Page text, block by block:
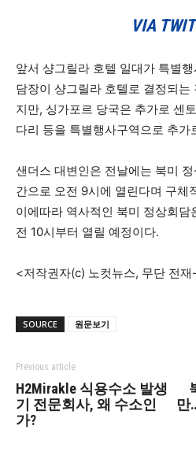
VIA
앞서 샹그릴라 호텔 일대가 특별
담장이 샹그릴라 호텔로 결정되
지만, 싱가포르 당국은 추가로 센
다리 등을 특별행사구역으로 추가
샌더스 대변인은 전날에는 북미
간으로 오전 9시에 열린다며 구체
이에따라 역사적인 북미 정상회담
전 10시부터 열릴 예정이다.
<저작권자(c) 노컷뉴스, 무단 전
SOURCE 원문보기
Previous article
H2Mirakle 식용수소 발생
기 전문회사, 왜 수소인
가?
만